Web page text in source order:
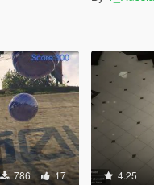
786 17 4.25